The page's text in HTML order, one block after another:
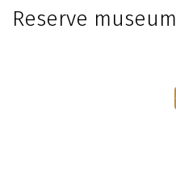
Reserve museum